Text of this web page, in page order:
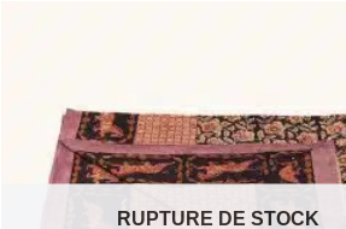
RUPTURE DE STOCK